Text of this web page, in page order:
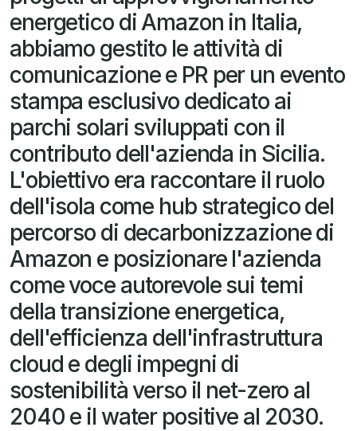
energetico di Amazon in Italia,
abbiamo gestito le attività di
comunicazione e PR per un evento
stampa esclusivo dedicato ai
parchi solari sviluppati con il
contributo dell'azienda in Sicilia.
L'obiettivo era raccontare il ruolo
dell'isola come hub strategico del
percorso di decarbonizzazione di
Amazon e posizionare l'azienda
come voce autorevole sui temi
della transizione energetica,
dell'efficienza dell'infrastruttura
cloud e degli impegni di
sostenibilità verso il net-zero al
2040 e il water positive al 2030.